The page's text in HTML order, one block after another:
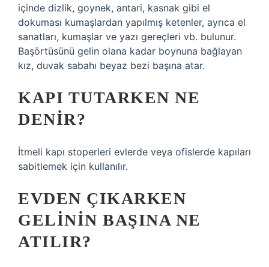
içinde dizlik, goynek, antari, kasnak gibi el
dokuması kumaşlardan yapılmış ketenler, ayrıca el
sanatları, kumaşlar ve yazı gereçleri vb. bulunur.
Başörtüsünü gelin olana kadar boynuna bağlayan
kız, duvak sabahı beyaz bezi başına atar.
KAPI TUTARKEN NE
DENIR?
İtmeli kapı stoperleri evlerde veya ofislerde kapıları
sabitlemek için kullanılır.
EVDEN ÇIKARKEN
GELININ BAŞINA NE
ATILIR?